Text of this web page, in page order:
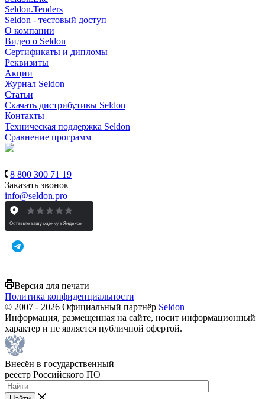
Seldon.Tenders
Seldon - тестовый доступ
О компании
Видео о Seldon
Сертификаты и дипломы
Реквизиты
Акции
Журнал Seldon
Статьи
Скачать дистрибутивы Seldon
Контакты
Техническая поддержка Seldon
Сравнение программ
8 800 300 71 19
Заказать звонок
info@seldon.pro
Версия для печати
Политика конфиденциальности
© 2007 - 2026 Официальный партнёр Seldon
Информация, размещенная на сайте, носит информационный
характер и не является публичной офертой.
Внесён в государственный
реестр Российского ПО